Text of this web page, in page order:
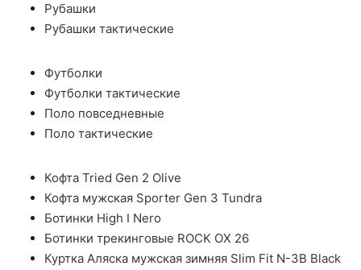
Рубашки
Рубашки тактические
Футболки
Футболки тактические
Поло повседневные
Поло тактические
Кофта Tried Gen 2 Olive
Кофта мужская Sporter Gen 3 Tundra
Ботинки High I Nero
Ботинки трекинговые ROCK OX 26
Куртка Аляска мужская зимняя Slim Fit N-3B Black